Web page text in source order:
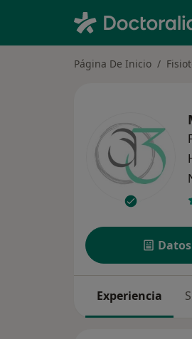
Página De Inicio
Experiencia